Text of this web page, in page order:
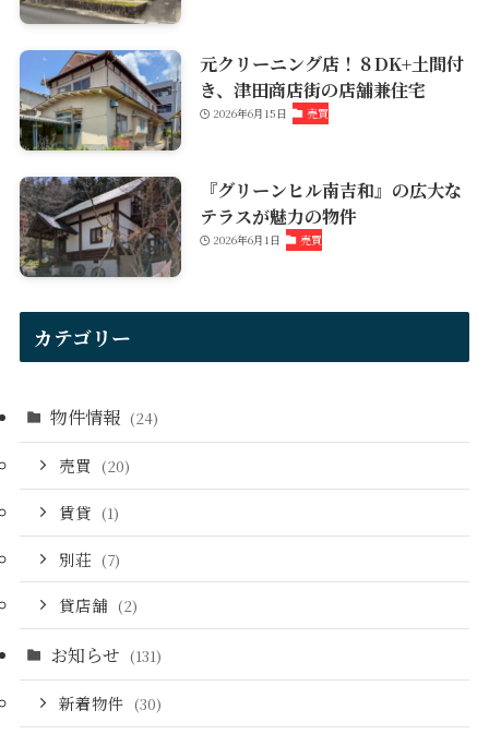
元クリーニング店！８DK+土間付
き、津田商店街の店舗兼住宅
2026年6月15日 売買
『グリーンヒル南吉和』の広大な
テラスが魅力の物件
2026年6月1日 売買
カテゴリー
物件情報 (24)
売買 (20)
賃貸 (1)
別荘 (7)
貸店舗 (2)
お知らせ (131)
新着物件 (30)